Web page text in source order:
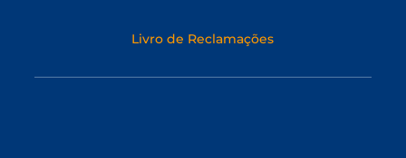
Livro de Reclamações